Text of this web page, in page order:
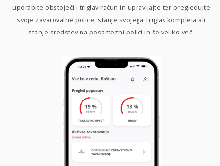
uporabite obstoječi i.triglav račun in upravljajte ter pregledujte
svoje zavarovalne police, stanje svojega Triglav kompleta ali
stanje sredstev na posamezni polici in še veliko več.